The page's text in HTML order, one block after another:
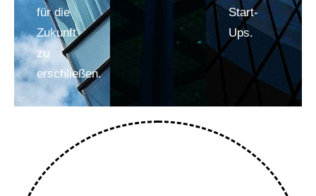
für die
Zukunft
zu
erschließen.
Start-
Ups.